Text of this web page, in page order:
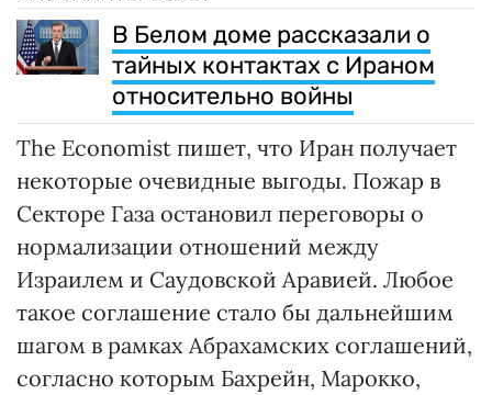
В Белом доме рассказали о
тайных контактах с Ираном
относительно войны
The Economist пишет, что Иран получает
некоторые очевидные выгоды. Пожар в
Секторе Газа остановил переговоры о
нормализации отношений между
Израилем и Саудовской Аравией. Любое
такое соглашение стало бы дальнейшим
шагом в рамках Абрахамских соглашений,
согласно которым Бахрейн, Марокко,